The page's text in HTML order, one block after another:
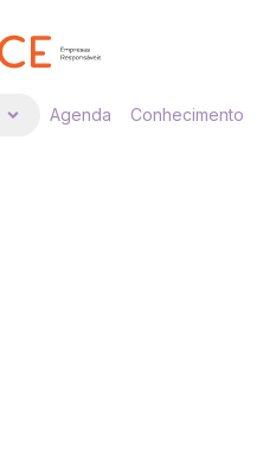
Agenda Conhecimento